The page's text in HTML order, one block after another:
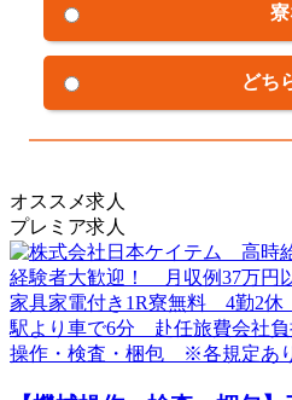
どち
オススメ求人
プレミア求人